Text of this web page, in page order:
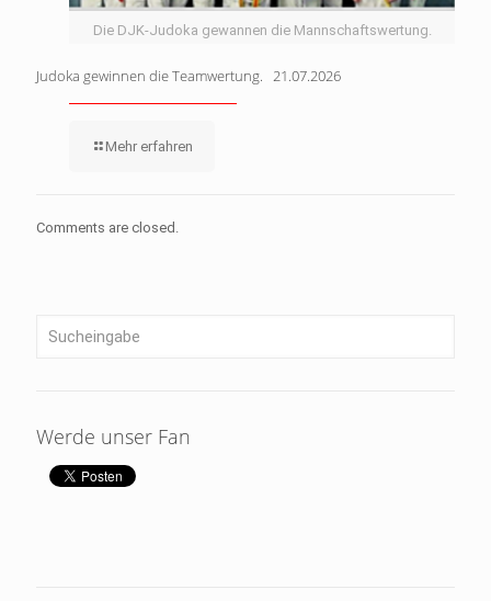
Die DJK-Judoka gewannen die Mannschaftswertung.
Judoka gewinnen die Teamwertung. 21.07.2026
Mehr erfahren
Comments are closed.
Werde unser Fan